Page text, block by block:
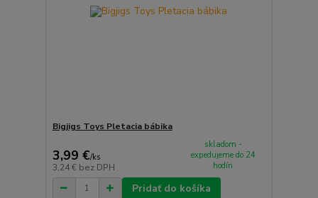
Bigjigs Toys Pletacia bábika
3,99 €/ks
3,24 € bez DPH
skladom -
expedujeme do 24
hodín
Pridať do košíka